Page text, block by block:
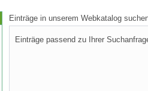
Einträge in unserem Webkatalog
Einträge passend zu Ihrer